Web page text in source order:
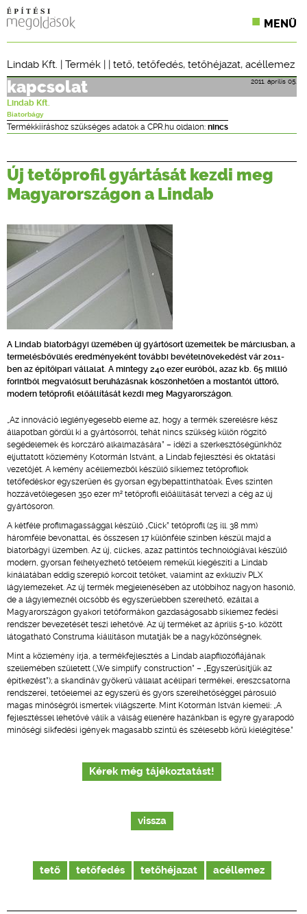
MENÜ
ONLINE KÉPZÉSEK
TERVEZÉSI SEGÉDLETEK
Lindab Kft. | Termék | | tető, tetőfedés, tetőhéjazat, acéllemez
2011. április 05.
kapcsolat
Lindab Kft.
Biatorbágy
Termékkiíráshoz szükséges adatok a CPR.hu oldalon: nincs
Új tetőprofil gyártását kezdi meg
Magyarországon a Lindab
A Lindab biatorbágyi üzemében új gyártósort üzemeltek be márciusban, a
termelésbővülés eredményeként további bevételnövekedést vár 2011-
ben az építőipari vállalat. A mintegy 240 ezer euróból, azaz kb. 65 millió
forintból megvalósult beruházásnak köszönhetően a mostantól úttörő,
modern tetőprofil előállítását kezdi meg Magyarországon.
„Az innováció leglényegesebb eleme az, hogy a termék szerelésre kész
állapotban gördül ki a gyártósorról, tehát nincs szükség külön rögzítő
segédelemek és korczáró alkalmazására” – idézi a szerkesztőségünkhöz
eljuttatott közlemény Kotormán Istvánt, a Lindab fejlesztési és oktatási
vezetőjét. A kemény acéllemezből készülő síklemez tetőprofilok
tetőfedéskor egyszerűen és gyorsan egybepattinthatóak. Éves szinten
hozzávetőlegesen 350 ezer m² tetőprofil előállítását tervezi a cég az új
gyártósoron.
A kétféle profilmagassággal készülő „Click” tetőprofil (25 ill. 38 mm)
háromféle bevonattal, és összesen 17 különféle színben készül majd a
biatorbágyi üzemben. Az új, clickes, azaz pattintós technológiával készülő
modern, gyorsan felhelyezhető tetőelem remekül kiegészíti a Lindab
kínálatában eddig szereplő korcolt tetőket, valamint az exkluzív PLX
lágylemezeket. Az új termék megjelenésében az utóbbihoz nagyon hasonló,
de a lágylemeznél olcsóbb és egyszerűebben szerelhető, ezáltal a
Magyarországon gyakori tetőformákon gazdaságosabb síklemez fedési
rendszer bevezetését teszi lehetővé. Az új terméket az április 5-10. között
látogatható Construma kiállításon mutatják be a nagyközönségnek.
Mint a közlemény írja, a termékfejlesztés a Lindab alapfilozófiájának
szellemében született („We simplify construction” – „Egyszerűsítjük az
építkezést”); a skandináv gyökerű vállalat acélipari termékei, ereszcsatorna
rendszerei, tetőelemei az egyszerű és gyors szerelhetőséggel párosuló
magas minőségről ismertek világszerte. Mint Kotormán István kiemeli: „A
fejlesztéssel lehetővé válik a válság ellenére hazánkban is egyre gyarapodó
minőségi síkfedési igények magasabb szintű és szélesebb körű kielégítése.”
Kérek még tájékoztatást!
vissza
tető tetőfedés tetőhéjazat acéllemez